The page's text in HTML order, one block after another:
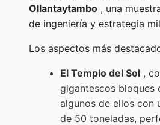
Ollantaytambo , una
de ingeniería y estrategia
Los aspectos más
El Templo del Sol ,
gigantescos bloques
algunos de ellos con
de 50 toneladas,